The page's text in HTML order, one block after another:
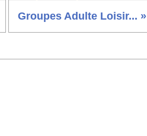
Groupes Adulte Loisir... »